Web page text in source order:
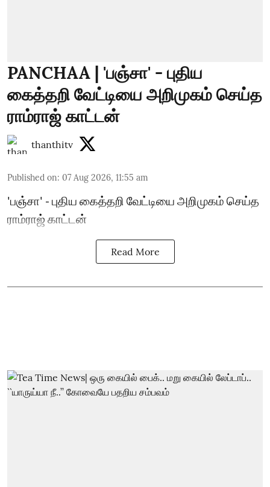
PANCHAA | 'பஞ்சா' - புதிய
கைத்தறி வேட்டியை அறிமுகம் செய்த
ராம்ராஜ் காட்டன்
thanthitv
Published on: 07 Aug 2026, 11:55 am
'பஞ்சா' - புதிய கைத்தறி வேட்டியை அறிமுகம் செய்த
ராம்ராஜ் காட்டன்
Read More